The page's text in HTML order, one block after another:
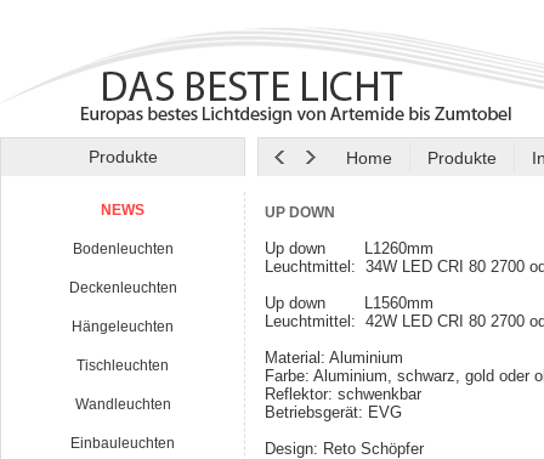
Produkte Home Produkte
NEWS
Bodenleuchten
Deckenleuchten
Hängeleuchten
Tischleuchten
Wandleuchten
Einbauleuchten
UP DOWN
Up down L1260mm
Leuchtmittel: 34W LED CRI 80 2700
Up down L1560mm
Leuchtmittel: 42W LED CRI 80 2700
Material: Aluminium
Farbe: Aluminium, schwarz, gold oder
Reflektor: schwenkbar
Betriebsgerät: EVG
Design: Reto Schöpfer